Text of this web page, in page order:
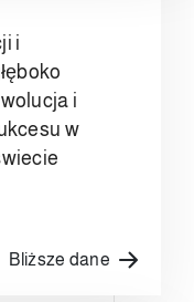
i
i
w
Bliższe dane